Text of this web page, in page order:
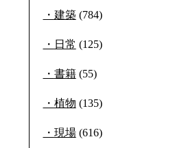
建築(784)
日常 (125)
書籍(55)
植物 (135)
現場(616)